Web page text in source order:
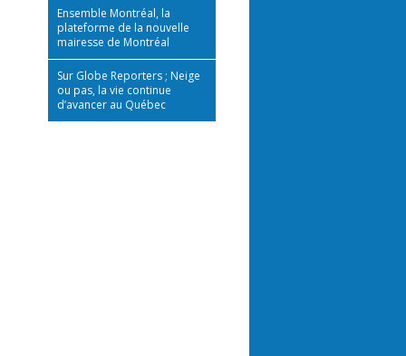
Ensemble Montréal, la
plateforme de la nouvelle
mairesse de Montréal
Sur Globe Reporters ; Neige
ou pas, la vie continue
d’avancer au Québec